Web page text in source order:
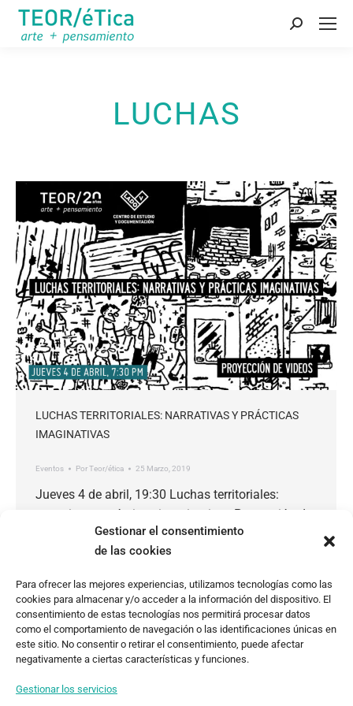
Gestionar el consentimiento
de las cookies
Para ofrecer las mejores experiencias, utilizamos tecnologías como las
cookies para almacenar y/o acceder a la información del dispositivo. El
consentimiento de estas tecnologías nos permitirá procesar datos
como el comportamiento de navegación o las identificaciones únicas en
este sitio. No consentir o retirar el consentimiento, puede afectar
negativamente a ciertas características y funciones.
Gestionar los servicios
Buscar:
LUCHAS
LUCHAS TERRITORIALES: NARRATIVAS Y PRÁCTICAS
IMAGINATIVAS
Eventos PorTeor/ética 25 Marzo, 2019
Jueves 4 de abril, 19:30 Luchas territoriales:
narrativas y prácticas imaginativas Proyección de
videos y conversación Invitados: Sari Dennise y
Yollotl Alvarado (Cooperativa Cráter Invertido,
Territorios, se proyectará una serie de videos que
apelan a temáticas alrededor de las luchas
territoriales y se generará una conversación que…